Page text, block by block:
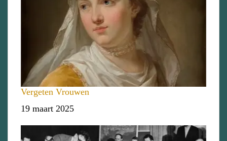
Vergeten Vrouwen
Datum
19 maart 2025